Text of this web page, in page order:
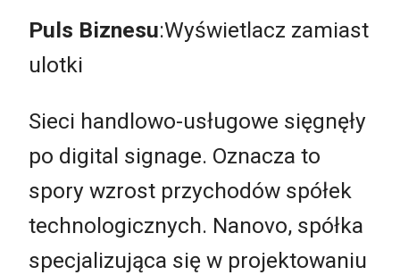
Puls Biznesu:Wyświetlacz zamiast
ulotki
Sieci handlowo-usługowe sięgnęły
po digital signage. Oznacza to
spory wzrost przychodów spółek
technologicznych. Nanovo, spółka
specjalizująca się w projektowaniu